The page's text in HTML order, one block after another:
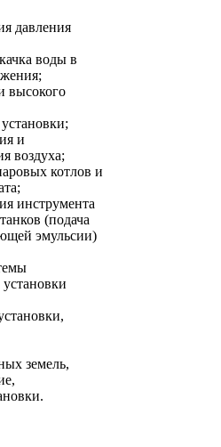
давления
воды в
высокого
и
воздуха;
котлов и
инструмента
(подача
эмульсии)
земель,